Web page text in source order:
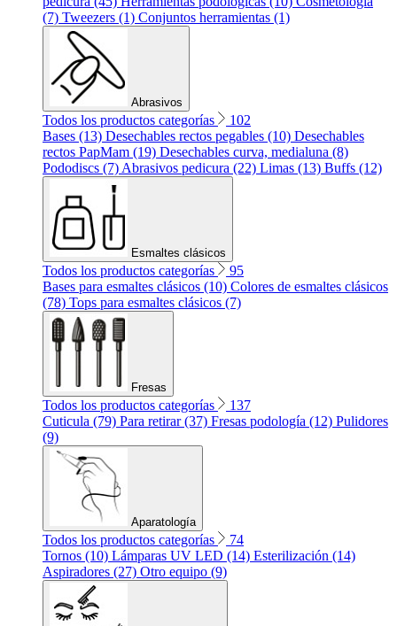
(7) Tweezers (1) Conjuntos herramientas (1)
Abrasivos
Todos los productos categorías
102
Bases (13) Desechables rectos pegables (10) Desechables
rectos PapMam (19) Desechables curva, medialuna (8)
Pododiscs (7) Abrasivos pedicura (22) Limas (13) Buffs (12)
Esmaltes clásicos
Todos los productos categorías
95
Bases para esmaltes clásicos (10) Colores de esmaltes clásicos
(78) Tops para esmaltes clásicos (7)
Fresas
Todos los productos categorías
137
Cuticula (79) Para retirar (37) Fresas podología (12) Pulidores
(9)
Aparatología
Todos los productos categorías
74
Tornos (10) Lámparas UV LED (14) Esterilización (14)
Aspiradores (27) Otro equipo (9)